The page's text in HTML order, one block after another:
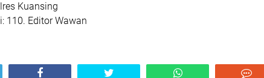
Kuansing
110. Editor Wawan